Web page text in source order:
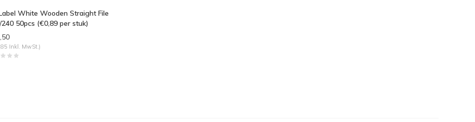
White Wooden Straight File
50pcs (€0,89 per stuk)
Inkl. MwSt.)